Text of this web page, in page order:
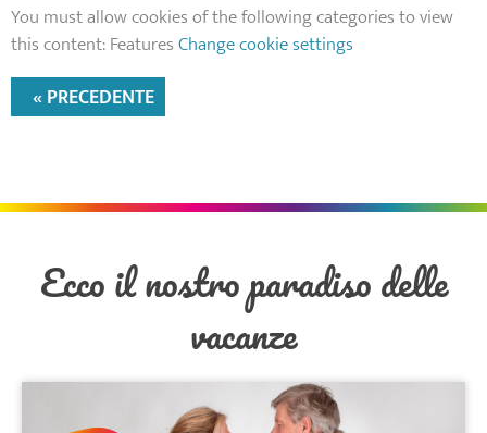
You must allow cookies of the following categories to view
this content: FeaturesChange cookie settings
« PRECEDENTE
Ecco il nostro paradiso delle
vacanze